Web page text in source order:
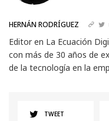
HERNÁN RODRÍGUEZ
Editor en La Ecuación
con más de 30 años de
de la tecnología en la
TWEET